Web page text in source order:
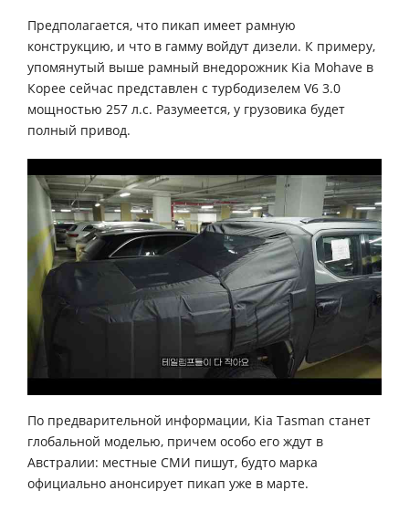
Предполагается, что пикап имеет рамную
конструкцию, и что в гамму войдут дизели. К примеру,
упомянутый выше рамный внедорожник Kia Mohave в
Корее сейчас представлен с турбодизелем V6 3.0
мощностью 257 л.с. Разумеется, у грузовика будет
полный привод.
По предварительной информации, Kia Tasman станет
глобальной моделью, причем особо его ждут в
Австралии: местные СМИ пишут, будто марка
официально анонсирует пикап уже в марте.